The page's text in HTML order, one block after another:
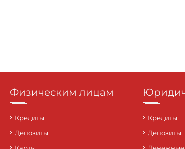
Физическим лицам
Кредиты
Депозиты
Кредиты
Депозиты